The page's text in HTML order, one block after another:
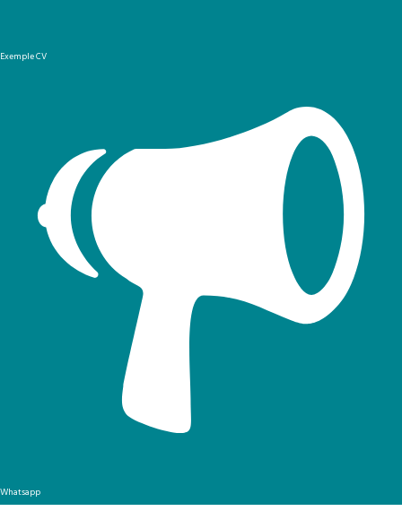
Exemple CV
Whatsapp